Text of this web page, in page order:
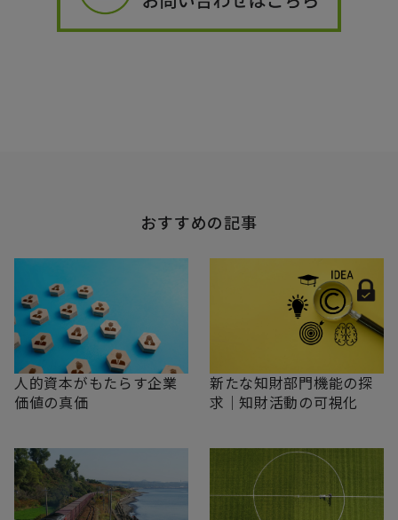
おすすめの記事
人的資本がもたらす企業
価値の真価
新たな知財部門機能の探
求｜知財活動の可視化